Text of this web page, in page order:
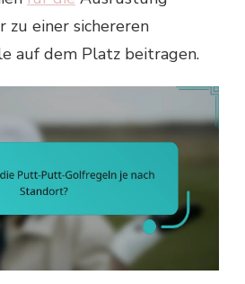
zu einer sichereren
auf dem Platz beitragen.